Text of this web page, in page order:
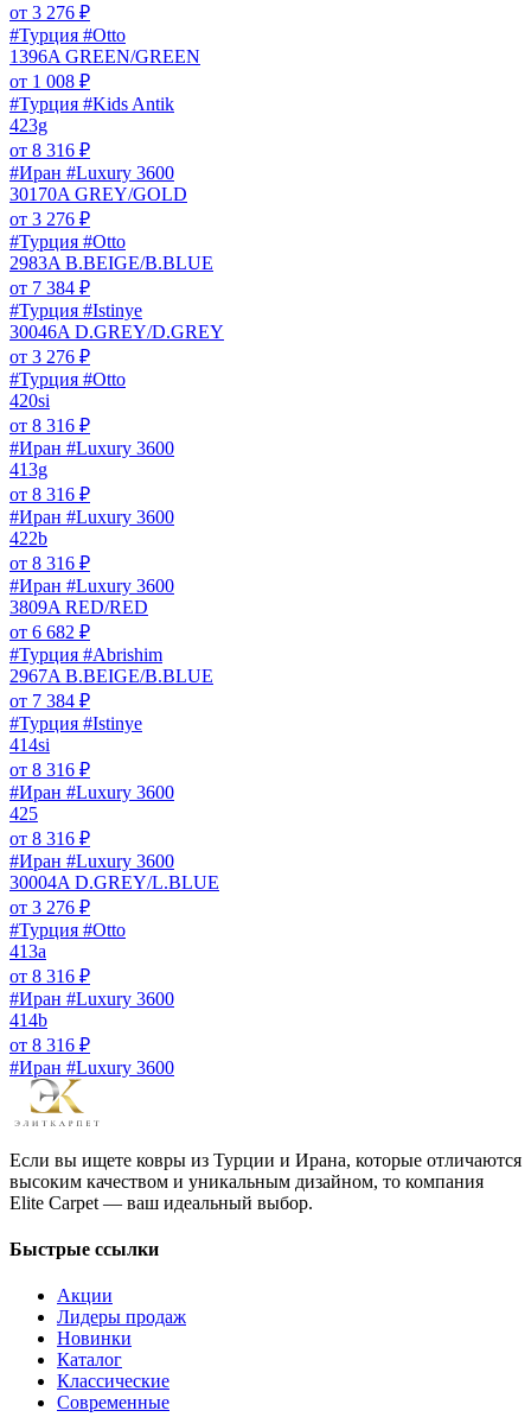
от 3 276 ₽
#Турция #Otto
1396A GREEN/GREEN
от 1 008 ₽
#Турция #Kids Antik
423g
от 8 316 ₽
#Иран #Luxury 3600
30170A GREY/GOLD
от 3 276 ₽
#Турция #Otto
2983A B.BEIGE/B.BLUE
от 7 384 ₽
#Турция #Istinye
30046A D.GREY/D.GREY
от 3 276 ₽
#Турция #Otto
420si
от 8 316 ₽
#Иран #Luxury 3600
413g
от 8 316 ₽
#Иран #Luxury 3600
422b
от 8 316 ₽
#Иран #Luxury 3600
3809A RED/RED
от 6 682 ₽
#Турция #Abrishim
2967A B.BEIGE/B.BLUE
от 7 384 ₽
#Турция #Istinye
414si
от 8 316 ₽
#Иран #Luxury 3600
425
от 8 316 ₽
#Иран #Luxury 3600
30004A D.GREY/L.BLUE
от 3 276 ₽
#Турция #Otto
413a
от 8 316 ₽
#Иран #Luxury 3600
414b
от 8 316 ₽
#Иран #Luxury 3600
Если вы ищете ковры из Турции и Ирана, которые отличаются
высоким качеством и уникальным дизайном, то компания
Elite Carpet — ваш идеальный выбор.
Быстрые ссылки
Акции
Лидеры продаж
Новинки
Каталог
Классические
Современные